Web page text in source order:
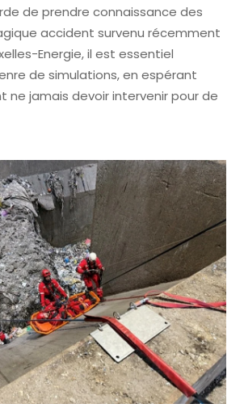
de prendre connaissance des
accident survenu récemment
Energie, il est essentiel
de simulations, en espérant
ne jamais devoir intervenir pour de